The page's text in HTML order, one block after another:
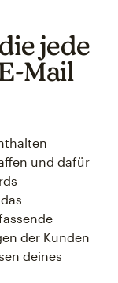
jede
Mail
und dafür
der Kunden
deines